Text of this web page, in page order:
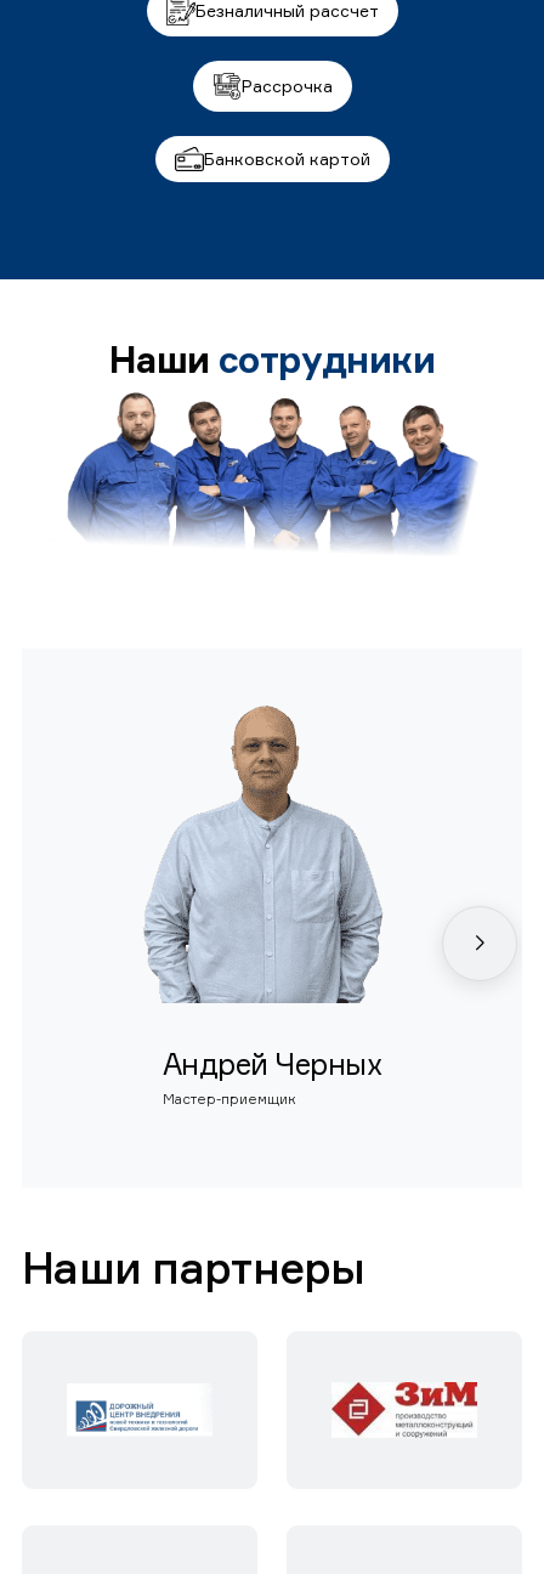
Безналичный рассчет
Рассрочка
Банковской картой
Наши сотрудники
Андрей Черных
Мастер-приемщик
Наши партнеры